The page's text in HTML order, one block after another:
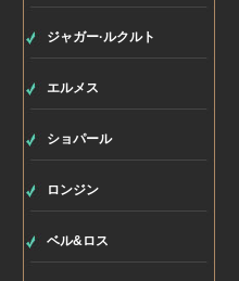
ジャガー·ルクルト
エルメス
ショパール
ロンジン
ベル&ロス